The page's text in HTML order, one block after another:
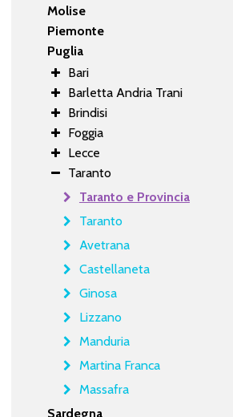
Molise
Piemonte
Puglia
Bari
Barletta Andria Trani
Brindisi
Foggia
Lecce
Taranto
Taranto e Provincia
Taranto
Avetrana
Castellaneta
Ginosa
Lizzano
Manduria
Martina Franca
Massafra
Sardegna